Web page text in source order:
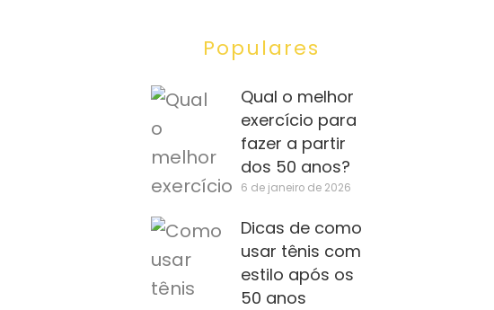
Populares
Qual o melhor
exercício para
fazer a partir
dos 50 anos?
6 de janeiro de 2026
Dicas de como
usar tênis com
estilo após os
50 anos